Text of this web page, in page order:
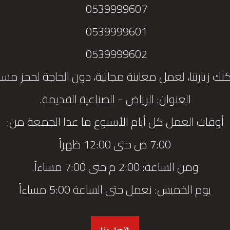
0539999607
0539999601
0539999602
زيارتنا، لعمل معاينة مجانية، دون الحاجة لحجز
العنوان: الرياض - الصناعية القديمة.
أوقات العمل كل أيام الأسبوع ما عدا الجمعة من:
7:00 ص حتى 12:00 ظهراً
ومن الساعة: 2:00 م حتى 7:00 مساءاً.
يوم الخميس: نعمل حتى الساعة 5:00 مساءاً